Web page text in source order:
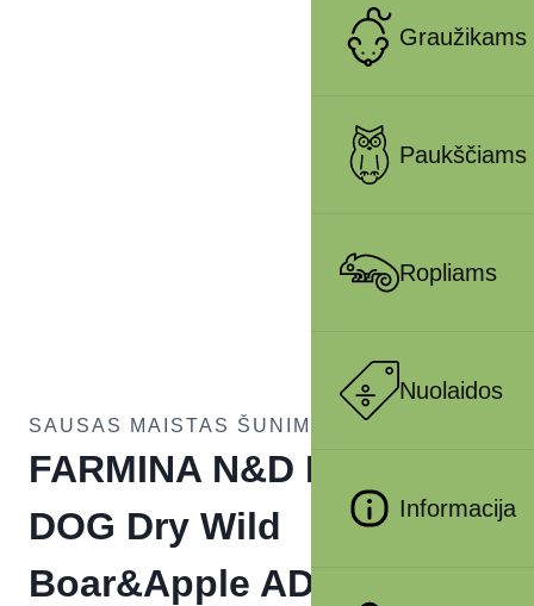
Graužikams
Paukščiams
Ropliams
Nuolaidos
Informacija
SAUSAS MAISTAS ŠUNIMS
FARMINA N&D PRIME –
DOG Dry Wild
Boar&Apple ADULT MINI